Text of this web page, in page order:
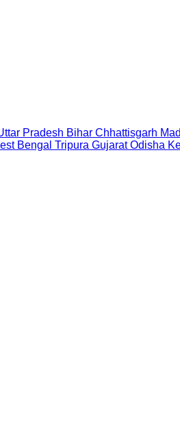
Pradesh Bihar Chhattisgarh
Bengal Tripura Gujarat Odisha